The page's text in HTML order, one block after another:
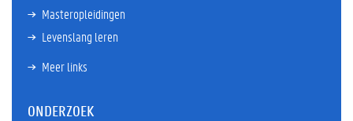
Masteropleidingen
Levenslang leren
Meer links
ONDERZOEK